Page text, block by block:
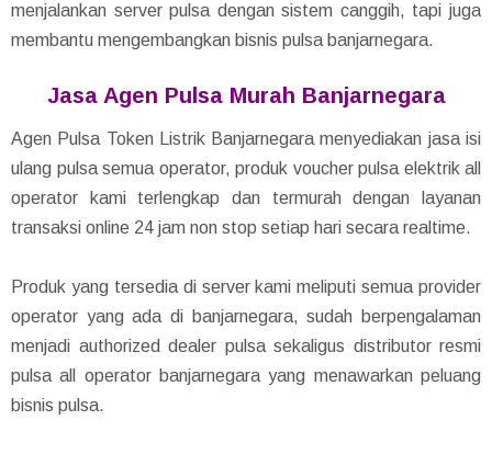
menjalankan server pulsa dengan sistem canggih, tapi juga
membantu mengembangkan bisnis pulsa banjarnegara.
Jasa Agen Pulsa Murah Banjarnegara
Agen Pulsa Token Listrik Banjarnegara menyediakan jasa isi
ulang pulsa semua operator, produk voucher pulsa elektrik all
operator kami terlengkap dan termurah dengan layanan
transaksi online 24 jam non stop setiap hari secara realtime.
Produk yang tersedia di server kami meliputi semua provider
operator yang ada di banjarnegara, sudah berpengalaman
menjadi authorized dealer pulsa sekaligus distributor resmi
pulsa all operator banjarnegara yang menawarkan peluang
bisnis pulsa.